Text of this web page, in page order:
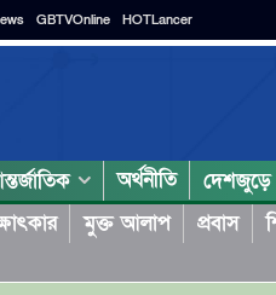
GBTVOnline HOTLancer
অর্থনীতি দেশজুড়ে
মুক্ত আলাপ প্রবাস